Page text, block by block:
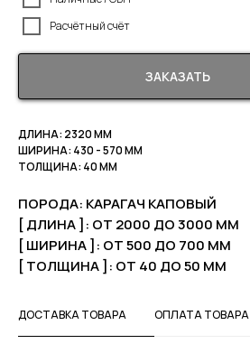
Расчётный счёт
ЗАКАЗАТЬ
ДЛИНА: 2320 ММ
ШИРИНА: 430 - 570 ММ
ТОЛЩИНА: 40 ММ
ПОРОДА: КАРАГАЧ КАПОВЫЙ
[ ДЛИНА ]: ОТ 2000 ДО 3000 ММ
[ ШИРИНА ]: ОТ 500 ДО 700 ММ
[ ТОЛЩИНА ]: ОТ 40 ДО 50 ММ
ДОСТАВКА ТОВАРА ОПЛАТА ТОВАРА